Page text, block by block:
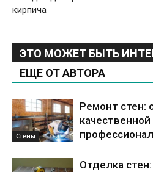
кирпича
ЭТО МОЖЕТ БЫТЬ
ЕЩЕ ОТ АВТОРА
Стены
Ремонт стен:
Отделка